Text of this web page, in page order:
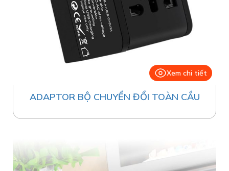
Xem chi tiết
ADAPTOR BỘ CHUYỂN ĐỔI TOÀN CẦU